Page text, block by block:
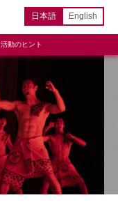
日本語 English
活動のヒント